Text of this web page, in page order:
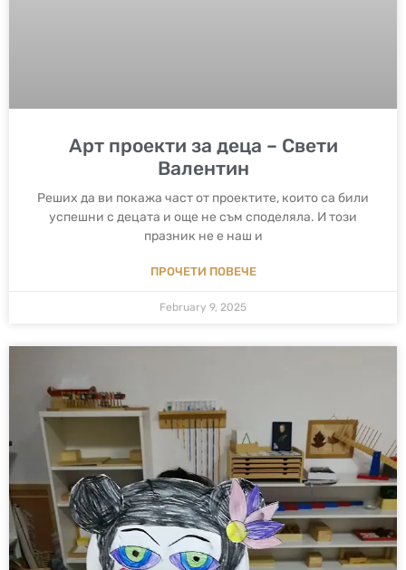
Арт проекти за деца – Свети
Валентин
Реших да ви покажа част от проектите, които са били
успешни с децата и още не съм споделяла. И този
празник не е наш и
ПРОЧЕТИ ПОВЕЧЕ
February 9, 2025